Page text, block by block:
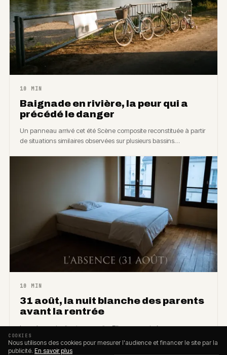
10 MIN
Baignade en rivière, la peur qui a
précédé le danger
Un panneau arrivé cet été Scène composite reconstituée à partir
de situations similaires observées sur plusieurs bassins…
10 MIN
31 août, la nuit blanche des parents
avant la rentrée
La scène qui suit est composite. Elle ne renvoie à aucune
personne réelle : elle reconstruit, à partir de la littérature…
COOKIES
Nous utilisons des cookies pour mesurer l'audience et financer le site par la
publicité. En savoir plus